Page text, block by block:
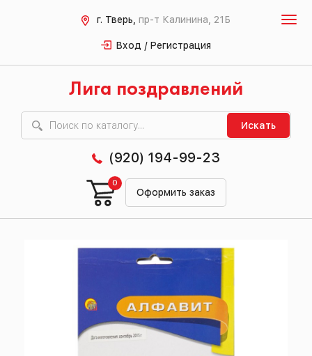
г. Тверь, пр-т Калинина, 21Б
Вход / Регистрация
Лига поздравлений
Искать
(920) 194-99-23
Оформить заказ
0